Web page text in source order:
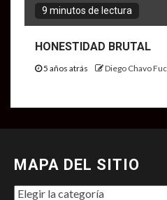
9 minutos de lectura
HONESTIDAD BRUTAL
5 años atrás Diego Chavo
MAPA DEL SITIO
MAPA